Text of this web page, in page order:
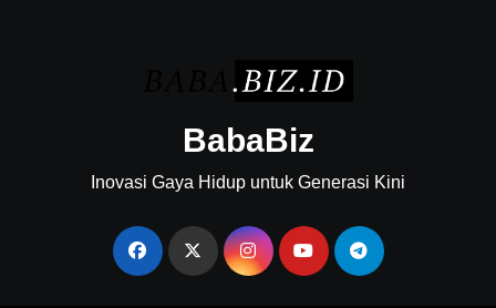
BabaBiz
Inovasi Gaya Hidup untuk Generasi Kini